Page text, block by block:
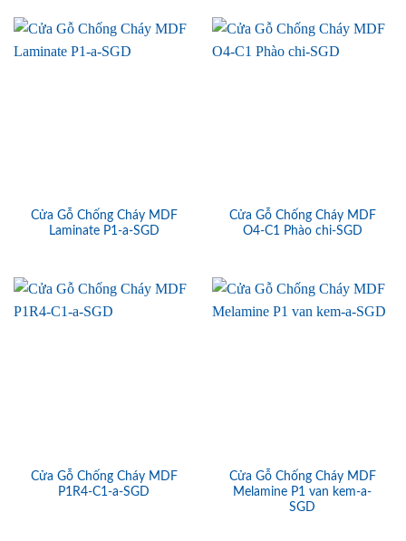
Cửa Gỗ Chống Cháy MDF
Laminate P1-a-SGD
Cửa Gỗ Chống Cháy MDF
O4-C1 Phào chi-SGD
Cửa Gỗ Chống Cháy MDF
P1R4-C1-a-SGD
Cửa Gỗ Chống Cháy MDF
Melamine P1 van kem-a-
SGD